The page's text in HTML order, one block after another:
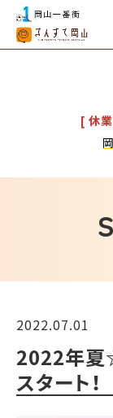
[ 休
2022.07.01
2022年夏
スタート！